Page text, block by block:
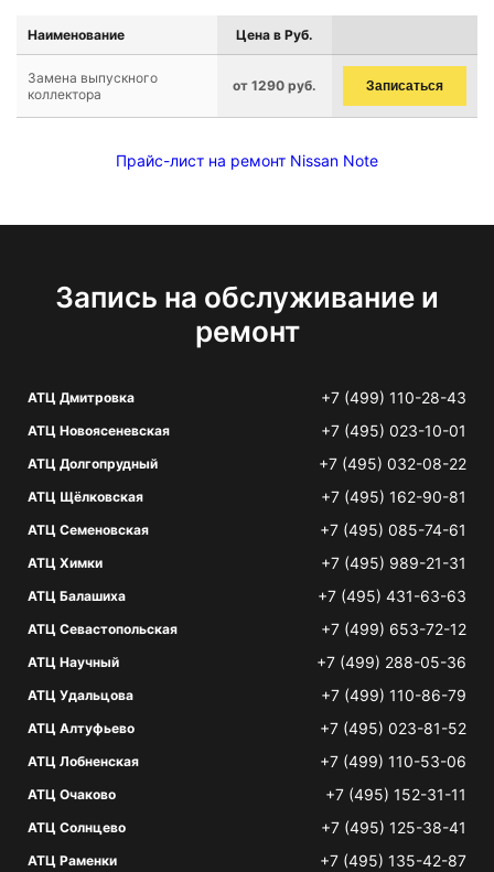
Наименование Цена в Руб.
Замена выпускного
коллектора
от 1290 руб. Записаться
Прайс-лист на ремонт Nissan Note
Запись на обслуживание и
ремонт
АТЦ Дмитровка +7 (499) 110-28-43
АТЦ Новоясеневская +7 (495) 023-10-01
АТЦ Долгопрудный +7 (495) 032-08-22
АТЦ Щёлковская +7 (495) 162-90-81
АТЦ Семеновская +7 (495) 085-74-61
АТЦ Химки +7 (495) 989-21-31
АТЦ Балашиха +7 (495) 431-63-63
АТЦ Севастопольская +7 (499) 653-72-12
АТЦ Научный +7 (499) 288-05-36
АТЦ Удальцова +7 (499) 110-86-79
АТЦ Алтуфьево +7 (495) 023-81-52
АТЦ Лобненская +7 (499) 110-53-06
АТЦ Очаково +7 (495) 152-31-11
АТЦ Солнцево +7 (495) 125-38-41
АТЦ Раменки +7 (495) 135-42-87